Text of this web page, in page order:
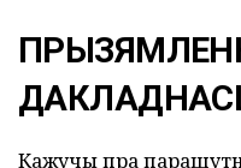
Кажучы пра